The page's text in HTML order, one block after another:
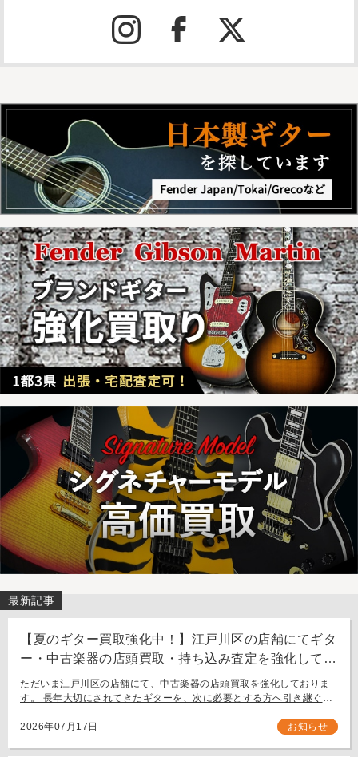
最新記事
【夏のギター買取強化中！】江戸川区の店舗にてギタ
ー・中古楽器の店頭買取・持ち込み査定を強化してお
ります。
ただいま江戸川区の店舗にて、中古楽器の店頭買取を強化しておりま
す。 長年大切にされてきたギターを、次に必要とする方へ引き継ぐお
ち込み査定も大歓迎です。
2026年07月17日 お知らせ